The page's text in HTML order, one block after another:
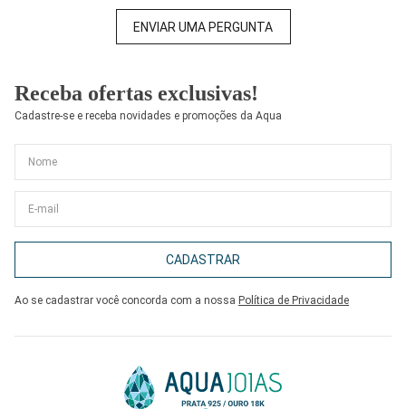
ENVIAR UMA PERGUNTA
Receba ofertas exclusivas!
Cadastre-se e receba novidades e promoções da Aqua
CADASTRAR
Ao se cadastrar você concorda com a nossa Política de Privacidade